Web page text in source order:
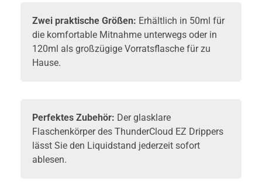
Zwei praktische Größen: Erhältlich in 50ml für
die komfortable Mitnahme unterwegs oder in
120ml als großzügige Vorratsflasche für zu
Hause.
Perfektes Zubehör: Der glasklare
Flaschenkörper des ThunderCloud EZ Drippers
lässt Sie den Liquidstand jederzeit sofort
ablesen.